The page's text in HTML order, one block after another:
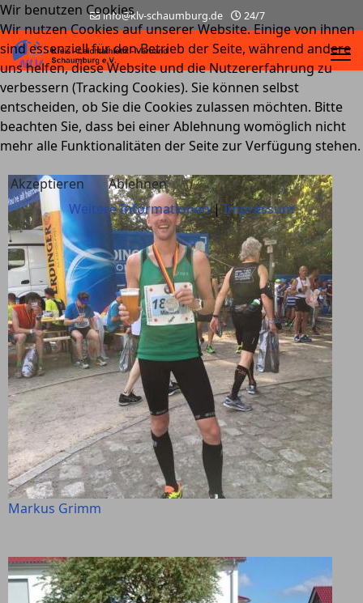
info@klv-schaumburg.de 24/7
Markus Grimm
Wir benutzen Cookies
Wir nutzen Cookies auf unserer Website. Einige von ihnen
sind essenziell für den Betrieb der Seite, während andere
uns helfen, diese Website und die Nutzererfahrung zu
verbessern (Tracking Cookies). Sie können selbst
entscheiden, ob Sie die Cookies zulassen möchten. Bitte
beachten Sie, dass bei einer Ablehnung womöglich nicht
mehr alle Funktionalitäten der Seite zur Verfügung stehen.
Akzeptieren
Ablehnen
Weitere Informationen|Impressum